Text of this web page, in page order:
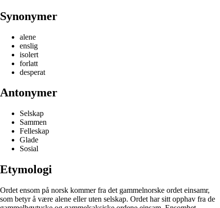
Synonymer
alene
enslig
isolert
forlatt
desperat
Antonymer
Selskap
Sammen
Felleskap
Glade
Sosial
Etymologi
Ordet ensom på norsk kommer fra det gammelnorske ordet einsamr,
som betyr å være alene eller uten selskap. Ordet har sitt opphav fra de